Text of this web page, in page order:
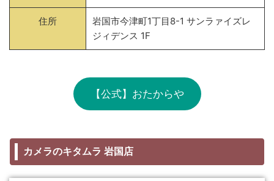
住所
岩国市今津町1丁目8-1 サンラァイズレ
ジィデンス 1F
【公式】おたからや
カメラのキタムラ 岩国店